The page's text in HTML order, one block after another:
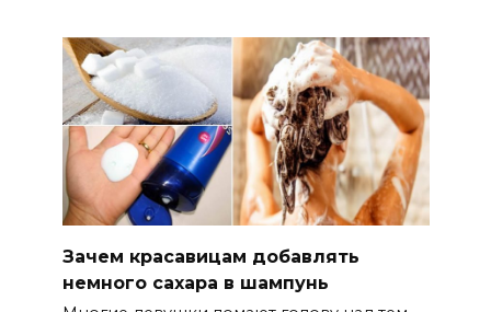
Зачем красавицам добавлять
немного сахара в шампунь